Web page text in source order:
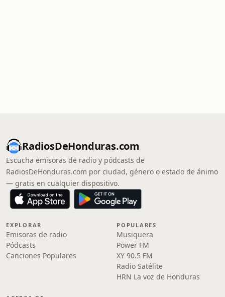
RadiosDeHonduras.com
Escucha emisoras de radio y pódcasts de
RadiosDeHonduras.com por ciudad, género o estado de ánimo
— gratis en cualquier dispositivo.
EXPLORAR
Emisoras de radio
Pódcasts
Canciones Populares
POPULARES
Musiquera
Power FM
XY 90.5 FM
Radio Satélite
HRN La voz de Honduras